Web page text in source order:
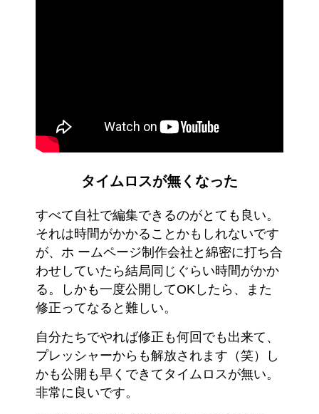
タイムロスが無くなった
すべて自社で編集できるのがとても良い。
それは時間がかかることかもしれないです
が、ホ ームページ制作会社と綿密に打ち合
わせしていたら結局同じぐらい時間がかか
る。しかも一度公開してOKしたら、また
修正ってなると難しい。
自分たちでやれば修正も何回でも出来て、
プレッシャーからも解放されます（笑）し
かも公開も早くできてタイムロスが無い。
非常に良いです。